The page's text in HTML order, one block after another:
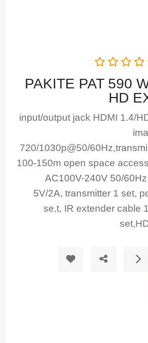
PAKITE PAT 590
HD
input/output jack HDMI 1.4/
720/1030p@50/
100-150m open space
AC100V-240V 50/
5V/2A, transmitter 1 set,
se,t, IR extender cable